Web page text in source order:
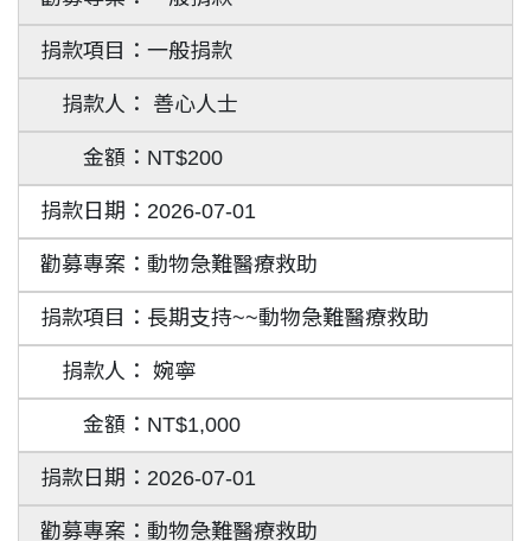
一般捐款
善心人士
NT$200
2026-07-01
動物急難醫療救助
長期支持~~動物急難醫療救助
婉寧
NT$1,000
2026-07-01
動物急難醫療救助